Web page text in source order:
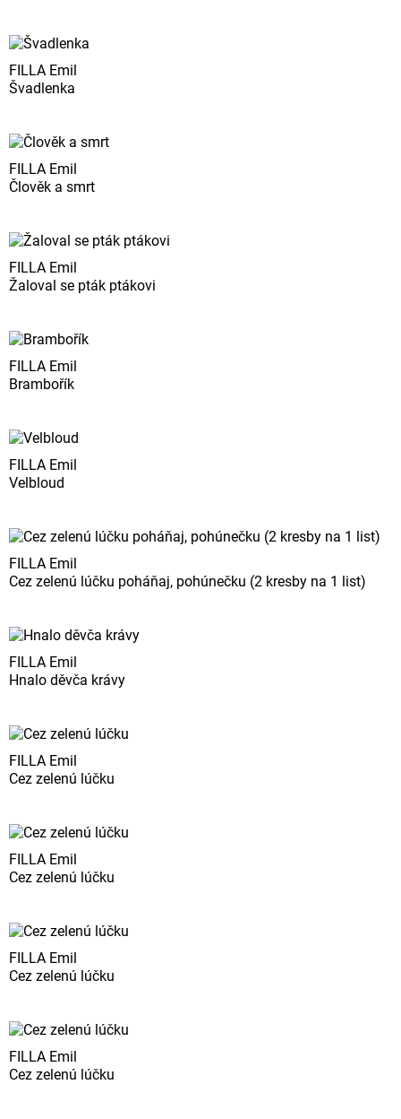
FILLA Emil
Švadlenka
FILLA Emil
Člověk a smrt
FILLA Emil
Žaloval se pták ptákovi
FILLA Emil
Brambořík
FILLA Emil
Velbloud
FILLA Emil
Cez zelenú lúčku poháňaj, pohúnečku (2 kresby na 1 list)
FILLA Emil
Hnalo děvča krávy
FILLA Emil
Cez zelenú lúčku
FILLA Emil
Cez zelenú lúčku
FILLA Emil
Cez zelenú lúčku
FILLA Emil
Cez zelenú lúčku